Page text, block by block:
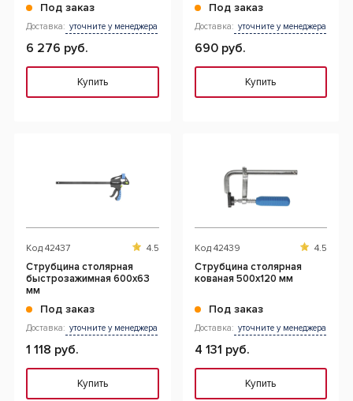
Под заказ
Доставка: уточните у менеджера
6 276 руб.
Купить
Под заказ
Доставка: уточните у менеджера
690 руб.
Купить
Код 42437 4.5
Струбцина столярная
быстрозажимная 600x63
мм
Под заказ
Доставка: уточните у менеджера
1 118 руб.
Купить
Код 42439 4.5
Струбцина столярная
кованая 500x120 мм
Под заказ
Доставка: уточните у менеджера
4 131 руб.
Купить